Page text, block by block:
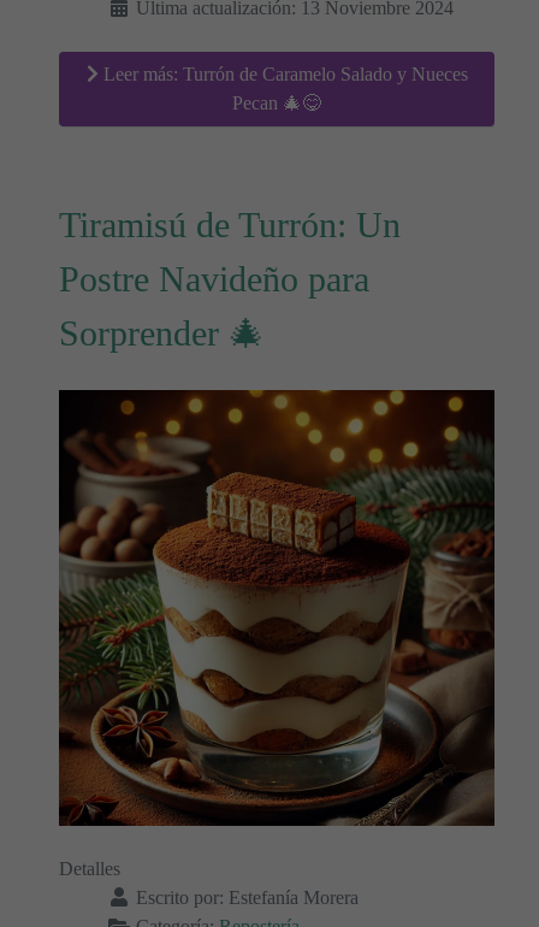
Última actualización: 13 Noviembre 2024
Leer más: Turrón de Caramelo Salado y Nueces
Pecan 🎄😋
Tiramisú de Turrón: Un
Postre Navideño para
Sorprender 🎄
Detalles
Escrito por: Estefanía Morera